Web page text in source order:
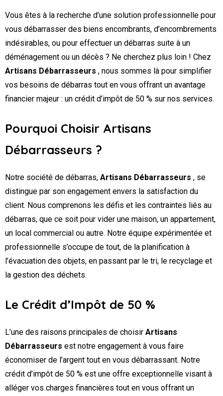
Vous êtes à la recherche d’une solution professionnelle pour
vous débarrasser des biens encombrants, d’encombrements
indésirables, ou pour effectuer un débarras suite à un
déménagement ou un décès ? Ne cherchez plus loin ! Chez
Artisans Débarrasseurs , nous sommes là pour simplifier
vos besoins de débarras tout en vous offrant un avantage
financier majeur : un crédit d’impôt de 50 % sur nos services.
Pourquoi Choisir Artisans
Débarrasseurs ?
Notre société de débarras, Artisans Débarrasseurs , se
distingue par son engagement envers la satisfaction du
client. Nous comprenons les défis et les contraintes liés au
débarras, que ce soit pour vider une maison, un appartement,
un local commercial ou autre. Notre équipe expérimentée et
professionnelle s’occupe de tout, de la planification à
l’évacuation des objets, en passant par le tri, le recyclage et
la gestion des déchets.
Le Crédit d’Impôt de 50 %
L’une des raisons principales de choisir Artisans
Débarrasseurs est notre engagement à vous faire
économiser de l’argent tout en vous débarrassant. Notre
crédit d’impôt de 50 % est une offre exceptionnelle visant à
alléger vos charges financières tout en vous offrant un